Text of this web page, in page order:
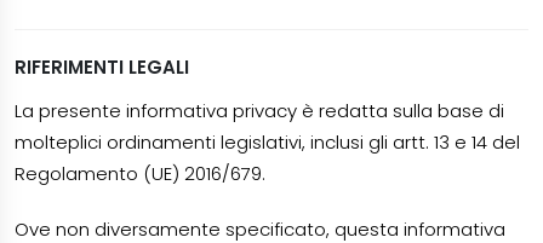
RIFERIMENTI LEGALI
La presente informativa privacy è redatta sulla base di
molteplici ordinamenti legislativi, inclusi gli artt. 13 e 14 del
Regolamento (UE) 2016/679.
Ove non diversamente specificato, questa informativa